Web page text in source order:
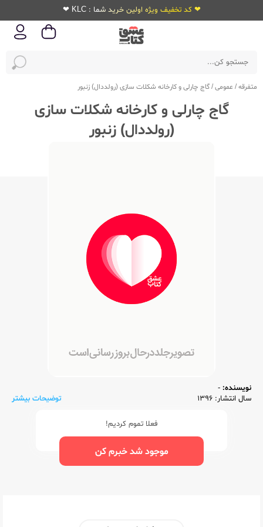
❤ کد تخفیف ویژه اولین خرید شما : KLC ❤
متفرقه/ عمومی/گاج چارلی و کارخانه شکلات سازی (رولددال) زنبور
گاج چارلی و کارخانه شکلات سازی
(رولددال) زنبور
نویسنده: -
سال انتشار: 1396
توضیحات بیشتر
فعلا تموم کردیم!
موجود شد خبرم کن